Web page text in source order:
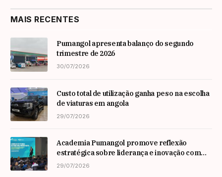
MAIS RECENTES
Pumangol apresenta balanço do segundo
trimestre de 2026
30/07/2026
Custo total de utilização ganha peso na escolha
de viaturas em angola
29/07/2026
Academia Pumangol promove reflexão
estratégica sobre liderança e inovação com
especialista internacional Nadim Habib
29/07/2026